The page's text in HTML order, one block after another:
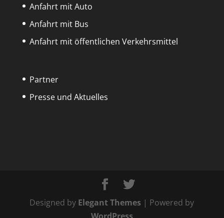
Anfahrt mit Auto
Anfahrt mit Bus
Anfahrt mit öffentlichen Verkehrsmittel
Partner
Presse und Aktuelles
Designed by Elegant Themes | Powered by